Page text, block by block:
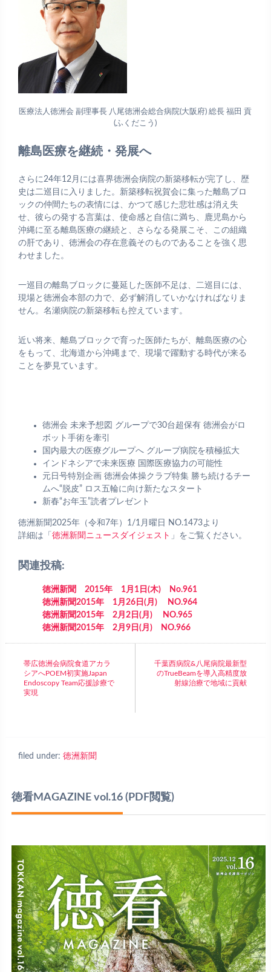
医療法人徳洲会 副理事長 八尾徳洲会総合病院(大阪府) 総長 福田 貢
(ふくだこう)
離島医療を継続・発展へ
さらに24年12月には喜界徳洲会病院の新築移転が完了し、歴
史は二巡目に入りました。新築移転祝賀会に集った離島ブロ
ックの仲間たちの表情には、かつて感じた悲壮感は消え失
せ、彼らの発する言葉は、使命感と自信に満ち、鹿児島から
沖縄に至る離島医療の継続と、さらなる発展こそ、この組織
の肝であり、徳洲会の存在意義そのものであることを強く思
わせました。
一巡目の離島ブロックに蔓延した医師不足は、二巡目には、
現場と徳洲会本部の力で、必ず解消していかなければなりま
せん。名瀬病院の新築移転も控えています。
近い将来、離島ブロックで育った医師たちが、離島医療の心
をもって、北海道から沖縄まで、現場で躍動する時代が来る
ことを夢見ています。
徳洲会 未来予想図 グループで30台超保有 徳洲会がロ
ボット手術を牽引
国内最大の医療グループへ グループ病院を積極拡大
インドネシアで未来医療 国際医療協力の可能性
元日号特別企画 徳洲会体操クラブ特集 勝ち続けるチー
ムへ“脱皮” ロス五輪に向け新たなスタート
新春“お年玉”読者プレゼント
徳洲新聞2025年（令和7年）1/1月曜日 NO.1473より
詳細は「 徳洲新聞ニュースダイジェスト 」をご覧ください。
関連投稿:
徳洲新聞 2015年 1月1日(木) No.961
徳洲新聞2015年 1月26日(月) NO.964
徳洲新聞2015年 2月2日(月) NO.965
徳洲新聞2015年 2月9日(月) NO.966
帯広徳洲会病院食道アカラ
シアへPOEM初実施Japan
Endoscopy Team応援診療で
実現
千葉西病院&八尾病院最新型
のTrueBeamを導入高精度放
射線治療で地域に貢献
filed under: 徳洲新聞
徳看MAGAZINE vol.16(PDF閲覧)